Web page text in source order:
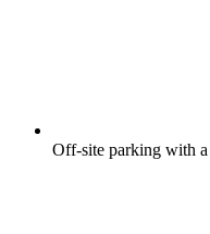
Off-site parking with a